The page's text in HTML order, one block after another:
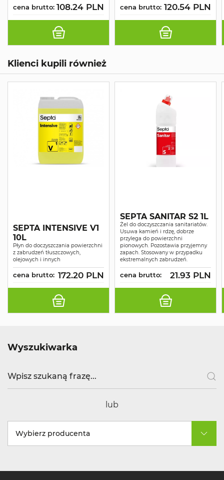
cena brutto: 108.24 PLN cena brutto: 120.54 PLN
Klienci kupili również
SEPTA INTENSIVE V1
10L
Płyn do doczyszczania powierzchni
z zabrudzeń tłuszczowych,
olejowych i innych
cena brutto: 172.20 PLN
SEPTA SANITAR S2 1L
Żel do doczyszczania sanitariatów.
Usuwa kamień i rdzę, dobrze
przylega do powierzchni
pionowych. Pozostawia przyjemny
zapach. Stosowany w przypadku
ekstremalnych zabrudzeń.
cena brutto: 21.93 PLN
Wyszukiwarka
lub
Wybierz producenta